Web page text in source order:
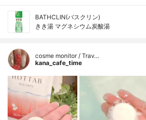
BATHCLIN(バスクリン)
きき湯 マグネシウム炭酸湯
cosme monitor / Trav…
kana_cafe_time